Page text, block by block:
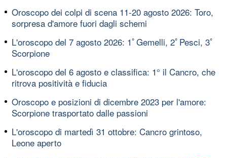
Oroscopo dei colpi di scena 11-20 agosto 2026: Toro,
sorpresa d'amore fuori dagli schemi
L'oroscopo del 7 agosto 2026: 1ﾟGemelli, 2ﾟPesci, 3ﾟ
Scorpione
L'oroscopo del 6 agosto e classifica: 1° il Cancro, che
ritrova positività e fiducia
Oroscopo e posizioni di dicembre 2023 per l'amore:
Scorpione trasportato dalle passioni
L'oroscopo di martedì 31 ottobre: Cancro grintoso,
Leone aperto